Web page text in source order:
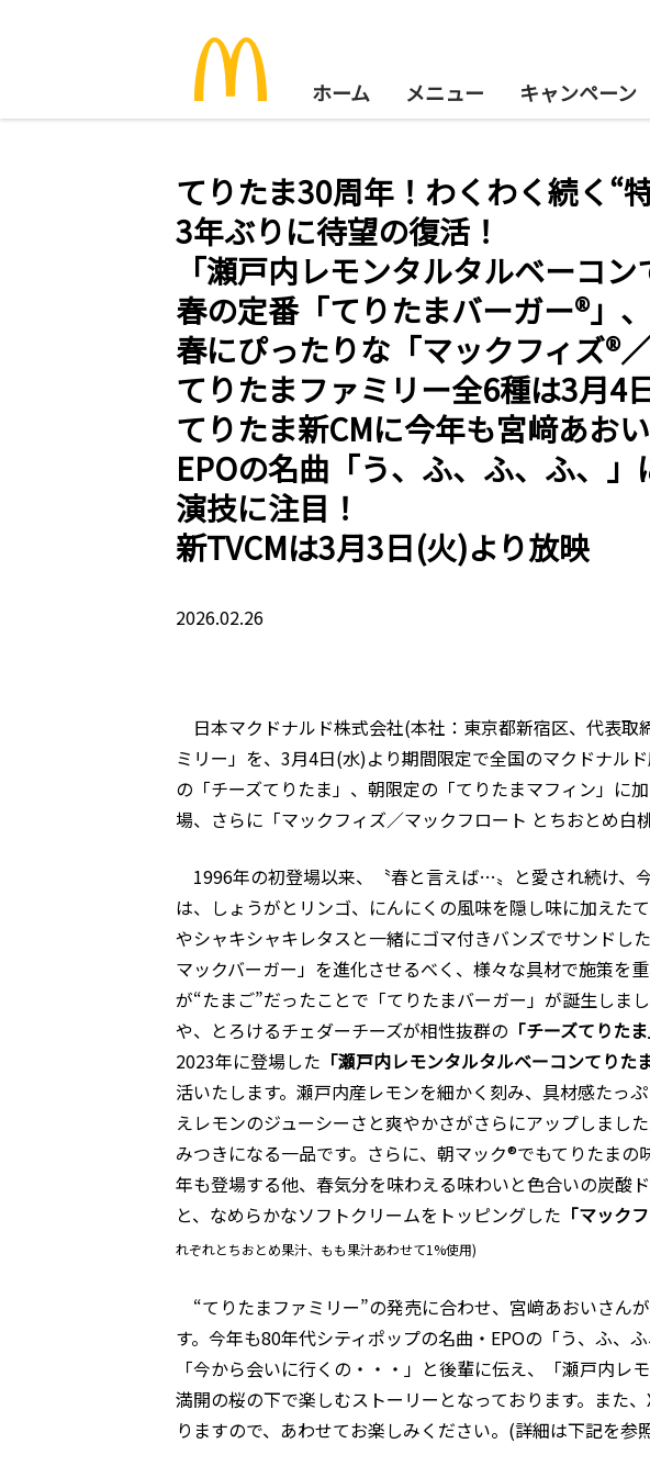
ホーム メニュー キャンペーン
てりたま30周年！わくわく続く“
3年ぶりに待望の復活！
「瀬戸内レモンタルタルベーコ
春の定番「てりたまバーガー®」
春にぴったりな「マックフィズ®
てりたまファミリー全6種は3月4
てりたま新CMに今年も宮﨑あお
EPOの名曲「う、ふ、ふ、ふ、
演技に注目！
新TVCMは3月3日(火)より放映
2026.02.26
日本マクドナルド株式会社(本社：東京都新宿区、代表
ミリー」を、3月4日(水)より期間限定で全国のマクドナル
の「チーズてりたま」、朝限定の「てりたまマフィン」に
場、さらに「マックフィズ／マックフロート とちおとめ白
1996年の初登場以来、〝春と言えば…〟と愛され続け、
は、しょうがとリンゴ、にんにくの風味を隠し味に加えた
やシャキシャキレタスと一緒にゴマ付きバンズでサンドし
マックバーガー」を進化させるべく、様々な具材で施策を
が“たまご”だったことで「てりたまバーガー」が誕生しま
や、とろけるチェダーチーズが相性抜群の 「チーズてりたま
2023年に登場した 「瀬戸内レモンタルタルベーコンてりたま
活いたします。瀬戸内産レモンを細かく刻み、具材感たっ
えレモンのジューシーさと爽やかさがさらにアップしまし
みつきになる一品です。さらに、朝マック®でもてりたまの
年も登場する他、春気分を味わえる味わいと色合いの炭酸
と、なめらかなソフトクリームをトッピングした 「マック
れぞれとちおとめ果汁、もも果汁あわせて1%使用)
“てりたまファミリー”の発売に合わせ、宮﨑あおいさん
す。今年も80年代シティポップの名曲・EPOの「う、ふ、
「今から会いに行くの・・・」と後輩に伝え、「瀬戸内
満開の桜の下で楽しむストーリーとなっております。また
りますので、あわせてお楽しみください。(詳細は下記を参